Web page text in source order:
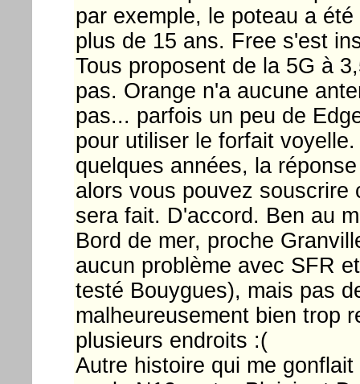
par exemple, le poteau a
plus de 15 ans. Free s'est
Tous proposent de la 5G à
pas. Orange n'a aucune
pas... parfois un peu de
pour utiliser le forfait
quelques années, la
alors vous pouvez souscrire
sera fait. D'accord. Ben au
Bord de mer, proche
aucun problème avec SFR
testé Bouygues), mais pas
malheureusement bien trop
plusieurs endroits :(
Autre histoire qui me